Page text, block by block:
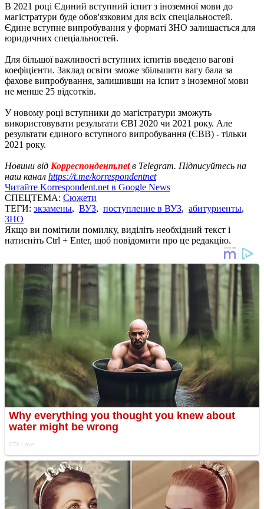
В 2021 році Єдиний вступний іспит з іноземної мови до
магістратури буде обов'язковим для всіх спеціальностей.
Єдине вступне випробування у форматі ЗНО залишається для
юридичних спеціальностей.
Для більшої важливості вступних іспитів введено вагові
коефіцієнти. Заклад освіти зможе збільшити вагу бала за
фахове випробування, залишивши на іспит з іноземної мови
не менше 25 відсотків.
У новому році вступники до магістратури зможуть
використовувати результати ЄВІ 2020 чи 2021 року. Але
результати єдиного вступного випробування (ЄВВ) - тільки
2021 року.
Новини від Корреспондент.netв Telegram. Підписуйтесь на
наш канал https://t.me/korrespondentnet
Читайте Korrespondent.net в Google News
СПЕЦТЕМА: Сюжети
ТЕГИ: экзамены, ВУЗ, поступление в ВУЗ, абитуриенты,
ЗНО
Якщо ви помітили помилку, виділіть необхідний текст і
натисніть Ctrl + Enter, щоб повідомити про це редакцію.